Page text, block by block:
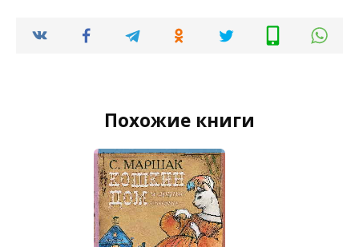
Похожие книги